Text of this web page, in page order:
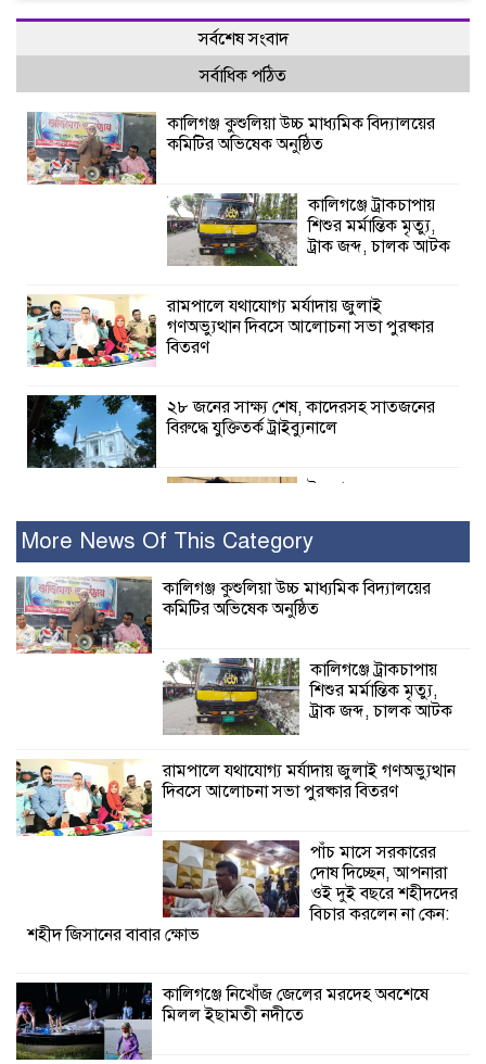
সর্বশেষ সংবাদ
সর্বাধিক পঠিত
কালিগঞ্জ কুশুলিয়া উচ্চ মাধ্যমিক বিদ্যালয়ের
কমিটির অভিষেক অনুষ্ঠিত
কালিগঞ্জে ট্রাকচাপায়
শিশুর মর্মান্তিক মৃত্যু,
ট্রাক জব্দ, চালক আটক
রামপালে যথাযোগ্য মর্যাদায় জুলাই
গণঅভ্যুত্থান দিবসে আলোচনা সভা পুরষ্কার
বিতরণ
২৮ জনের সাক্ষ্য শেষ, কাদেরসহ সাতজনের
বিরুদ্ধে যুক্তিতর্ক ট্রাইব্যুনালে
ইসলামের সবচেয়ে
নুর
পাঁচ মাসে সরকারের দোষ দিচ্ছেন, আপনারা
কালিগঞ্জে নিখোঁজ জেলের মরদেহ অবশেষে
মিলল ইছামতী নদীতে
শ্রীউলা ইউনিয়ন
অনুষ্ঠিত
শ্যামনগরে জলবায়ু সহনশীল জনগোষ্ঠী গঠনে
প্রকল্পের অংশগ্রহণমূলক শিখন ও অভিজ্ঞতা
শ্যামনগরে বনবিভাগ ও সিএমসির সাথে
More News Of This Category
কালিগঞ্জ কুশুলিয়া উচ্চ মাধ্যমিক বিদ্যালয়ের
কমিটির অভিষেক অনুষ্ঠিত
কালিগঞ্জে ট্রাকচাপায়
শিশুর মর্মান্তিক মৃত্যু,
ট্রাক জব্দ, চালক আটক
রামপালে যথাযোগ্য মর্যাদায় জুলাই গণঅভ্যুত্থান
দিবসে আলোচনা সভা পুরষ্কার বিতরণ
পাঁচ মাসে সরকারের
দোষ দিচ্ছেন, আপনারা
ওই দুই বছরে শহীদদের
বিচার করলেন না কেন:
শহীদ জিসানের বাবার ক্ষোভ
কালিগঞ্জে নিখোঁজ জেলের মরদেহ অবশেষে
মিলল ইছামতী নদীতে